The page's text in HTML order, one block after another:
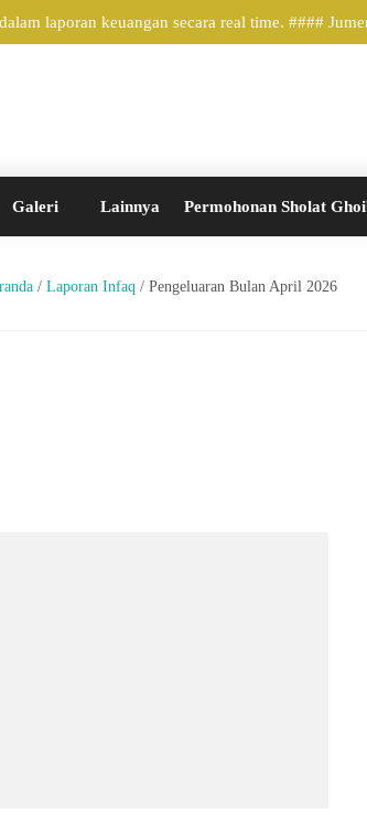
laporan keuangan secara real time. ####
Galeri Lainnya Permohonan Sholat
/ Laporan Infaq / Pengeluaran Bulan April 2026